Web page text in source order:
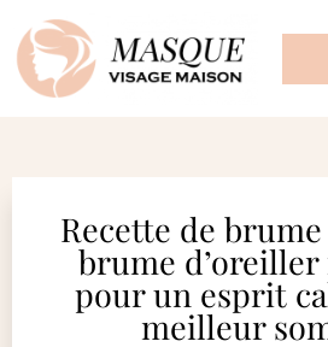
Recette de
brume d’oreiller
pour un esprit
meilleur